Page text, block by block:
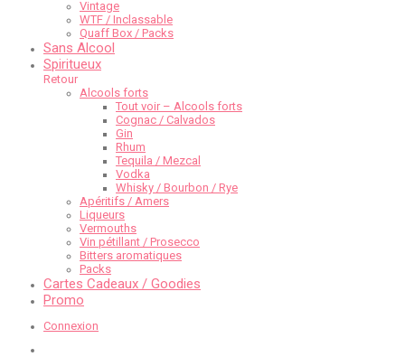
Vintage
WTF / Inclassable
Quaff Box / Packs
Sans Alcool
Spiritueux
Retour
Alcools forts
Tout voir – Alcools forts
Cognac / Calvados
Gin
Rhum
Tequila / Mezcal
Vodka
Whisky / Bourbon / Rye
Apéritifs / Amers
Liqueurs
Vermouths
Vin pétillant / Prosecco
Bitters aromatiques
Packs
Cartes Cadeaux / Goodies
Promo
Connexion